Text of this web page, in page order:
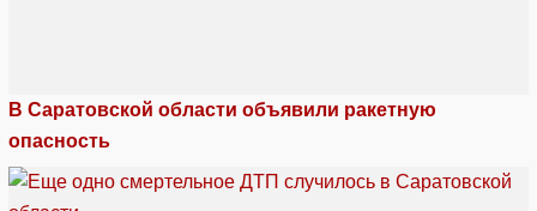
В Саратовской области объявили ракетную
опасность